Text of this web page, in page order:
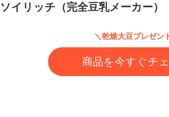
ソイリッチ（完全豆乳メーカー）
＼乾燥大豆プレゼン
商品を今すぐチ